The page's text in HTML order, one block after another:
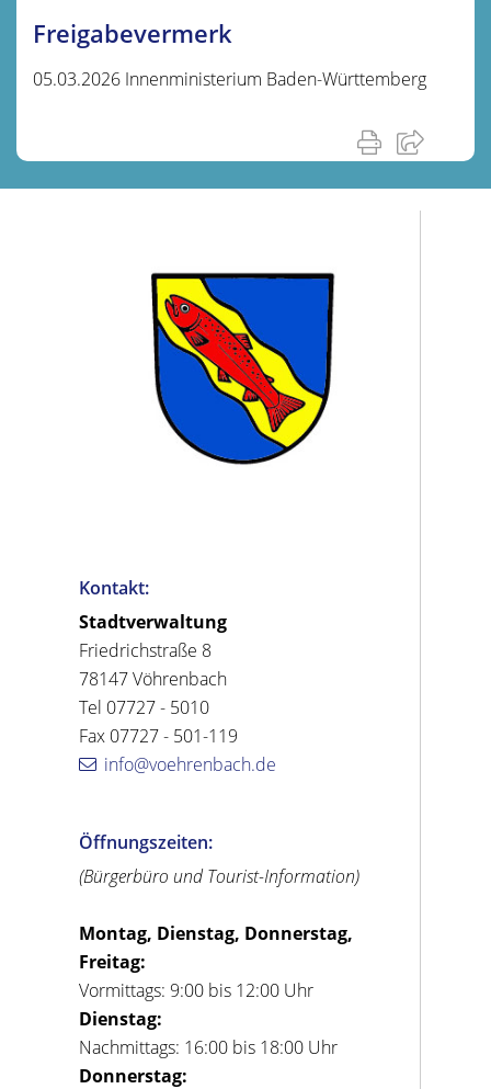
Freigabevermerk
05.03.2026 Innenministerium Baden-Württemberg
Kontakt:
Stadtverwaltung
Friedrichstraße 8
78147 Vöhrenbach
Tel 07727 - 5010
Fax 07727 - 501-119
info@voehrenbach.de
Öffnungszeiten:
(Bürgerbüro und Tourist-Information)
Montag, Dienstag, Donnerstag,
Freitag:
Vormittags: 9:00 bis 12:00 Uhr
Dienstag:
Nachmittags: 16:00 bis 18:00 Uhr
Donnerstag: